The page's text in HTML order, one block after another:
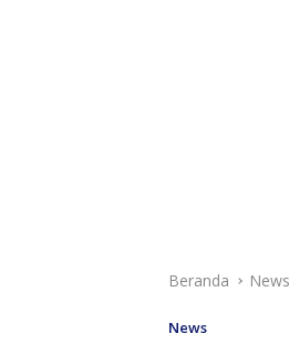
Beranda News
News